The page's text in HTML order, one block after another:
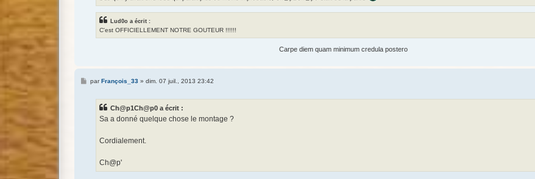
Lud0o a écrit :
C'est OFFICIELLEMENT NOTRE GOUTEUR !!!!!!
Carpe diem quam minimum credula postero
MparFrançois_33» dim. 07 juil., 2013 23:42
Ch@p1Ch@p0 a écrit :
Sa a donné quelque chose le montage ?
Cordialement.
Ch@p'